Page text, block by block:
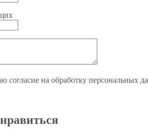
согласие на обработку